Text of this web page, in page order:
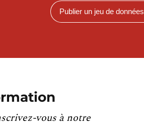
Publier un jeu de données
vous à notre